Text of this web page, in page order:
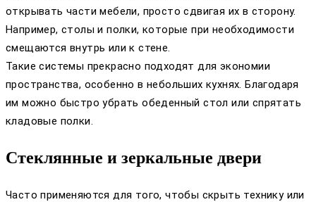
открывать части мебели, просто сдвигая их в сторону.
Например, столы и полки, которые при необходимости
смещаются внутрь или к стене.
Такие системы прекрасно подходят для экономии
пространства, особенно в небольших кухнях. Благодаря
им можно быстро убрать обеденный стол или спрятать
кладовые полки.
Стеклянные и зеркальные двери
Часто применяются для того, чтобы скрыть технику или